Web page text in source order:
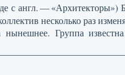
с англ. — «Архитекторы»)
несколько раз
нынешнее. Группа